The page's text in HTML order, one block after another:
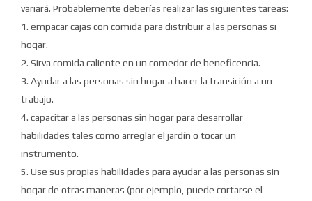
variará. Probablemente deberías realizar las siguientes tareas:
1. empacar cajas con comida para distribuir a las personas si
hogar.
2. Sirva comida caliente en un comedor de beneficencia.
3. Ayudar a las personas sin hogar a hacer la transición a un
trabajo.
4. capacitar a las personas sin hogar para desarrollar
habilidades tales como arreglar el jardín o tocar un
instrumento.
5. Use sus propias habilidades para ayudar a las personas sin
hogar de otras maneras (por ejemplo, puede cortarse el